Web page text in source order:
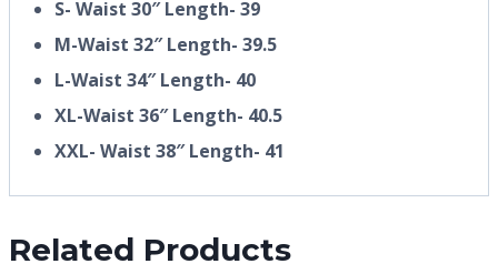
S- Waist 30″ Length- 39
M-Waist 32″ Length- 39.5
L-Waist 34″ Length- 40
XL-Waist 36″ Length- 40.5
XXL- Waist 38″ Length- 41
Related Products